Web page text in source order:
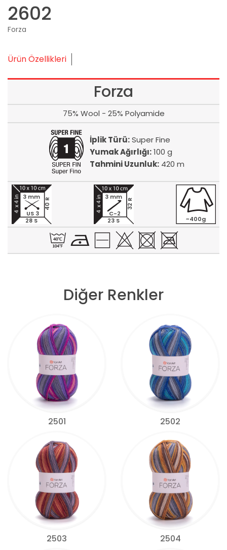
2602
Forza
Ürün Özellikleri
Forza
75% Wool - 25% Polyamide
İplik Türü:Super Fine
Yumak Ağırlığı:100 g
Tahmini Uzunluk:420 m
28 S
40 R
3 mm
US 3
23 S
32 R
3 mm
C-2
~400g
Diğer Renkler
2501 2502
2503 2504